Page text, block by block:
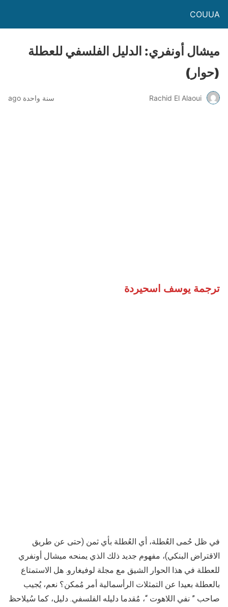
COUUA
ميشال أونفري: الدليل الفلسفي للعطلة
(حوار)
Rachid El Alaoui سنة واحدة ago
ترجمة يوسف اسحيردة
في ظل حُمى العُطلة، أي العُطلة بأي ثمن (حتى عن طريق
الاقتراض البنكي)، مفهوم جديد ذلك الذي يمنحه ميشال أونفري
للعطلة في هذا الحوار الشيق مع مجلة لوفيغارو. هل الاستمتاع
بالعطلة بعيدا عن التمثلات الرأسمالية أمر مُمكن؟ نعم، يُجيب
صاحب ” نفي اللاهوت “، مُقدما دليله الفلسفي. دليل، كما سُيلاحظ